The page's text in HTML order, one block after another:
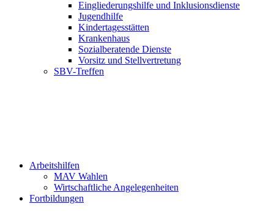
Eingliederungshilfe und Inklusionsdienste
Jugendhilfe
Kindertagesstätten
Krankenhaus
Sozialberatende Dienste
Vorsitz und Stellvertretung
SBV-Treffen
Arbeitshilfen
MAV Wahlen
Wirtschaftliche Angelegenheiten
Fortbildungen